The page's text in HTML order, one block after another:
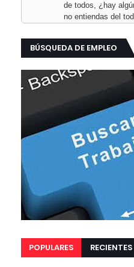
de todos, ¿hay
no entiendas del
BÚSQUEDA DE EMPLEO
POPULARES RECIENTES